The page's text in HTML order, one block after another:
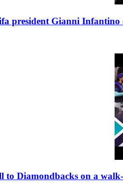
president Gianni Infantino
to Diamondbacks on a